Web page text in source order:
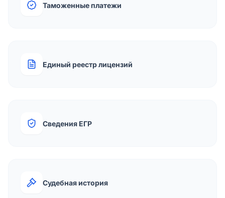
Таможенные платежи
Единый реестр лицензий
Сведения ЕГР
Судебная история